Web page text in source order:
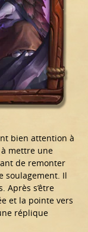
bien attention à
mettre une
de remonter
soulagement. Il
Après s’être
et la pointe vers
réplique